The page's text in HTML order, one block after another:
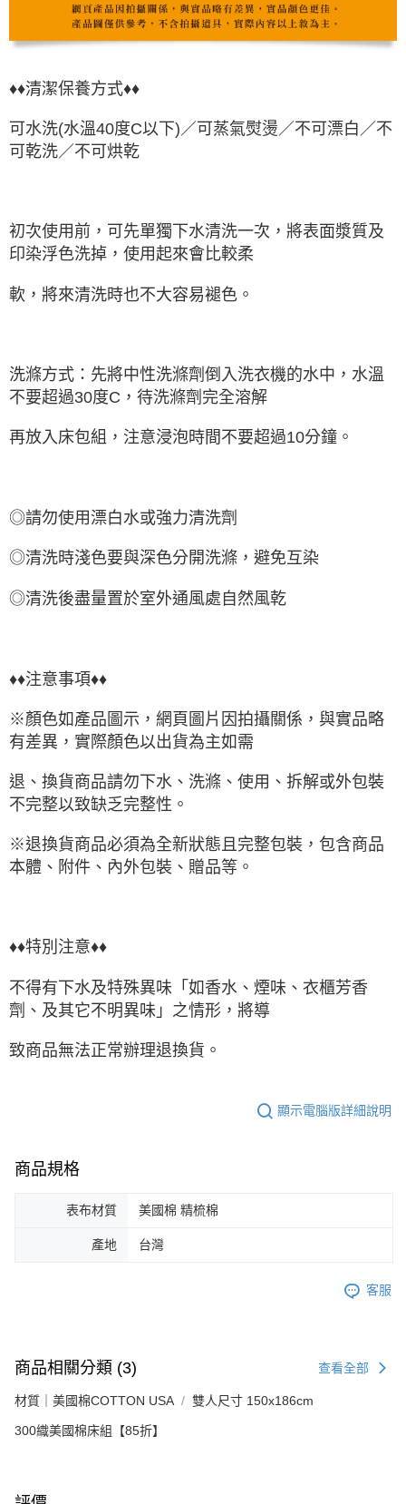
♦♦清潔保養方式♦♦
可水洗(水溫40度C以下)／可蒸氣熨燙／不可漂白／不
可乾洗／不可烘乾
初次使用前，可先單獨下水清洗一次，將表面漿質及
印染浮色洗掉，使用起來會比較柔
軟，將來清洗時也不大容易褪色。
洗滌方式：先將中性洗滌劑倒入洗衣機的水中，水溫
不要超過30度C，待洗滌劑完全溶解
再放入床包組，注意浸泡時間不要超過10分鐘。
◎請勿使用漂白水或強力清洗劑
◎清洗時淺色要與深色分開洗滌，避免互染
◎清洗後盡量置於室外通風處自然風乾
♦♦注意事項♦♦
※顏色如產品圖示，網頁圖片因拍攝關係，與實品略
有差異，實際顏色以出貨為主如需
退、換貨商品請勿下水、洗滌、使用、拆解或外包裝
不完整以致缺乏完整性。
※退換貨商品必須為全新狀態且完整包裝，包含商品
本體、附件、內外包裝、贈品等。
♦♦特別注意♦♦
不得有下水及特殊異味「如香水、煙味、衣櫃芳香
劑、及其它不明異味」之情形，將導
致商品無法正常辦理退換貨。
顯示電腦版詳細說明
商品規格
表布材質 美國棉 精梳棉
產地 台灣
客服
商品相關分類 (3) 查看全部
材質｜美國棉COTTON USA 雙人尺寸 150x186cm
300織美國棉床組【85折】